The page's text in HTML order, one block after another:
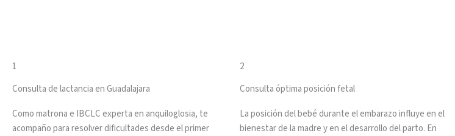
1
Consulta de lactancia en Guadalajara
Como matrona e IBCLC experta en anquiloglosia, te
acompaño para resolver dificultades desde el primer
2
Consulta óptima posición fetal
La posición del bebé durante el embarazo influye en el
bienestar de la madre y en el desarrollo del parto. En